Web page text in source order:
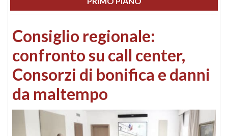
Consiglio regionale:
confronto su call center,
Consorzi di bonifica e danni
da maltempo